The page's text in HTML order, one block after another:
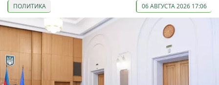
ПОЛИТИКА 06 АВГУСТА 2026 17:06